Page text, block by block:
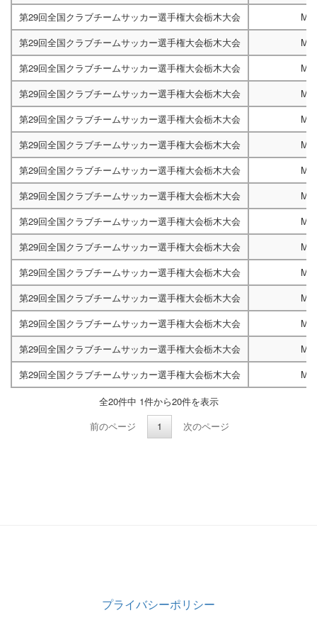
第29回全国クラブチームサッカー選手権大会栃木大会
第29回全国クラブチームサッカー選手権大会栃木大会
第29回全国クラブチームサッカー選手権大会栃木大会
第29回全国クラブチームサッカー選手権大会栃木大会
第29回全国クラブチームサッカー選手権大会栃木大会
第29回全国クラブチームサッカー選手権大会栃木大会
第29回全国クラブチームサッカー選手権大会栃木大会
第29回全国クラブチームサッカー選手権大会栃木大会
第29回全国クラブチームサッカー選手権大会栃木大会
第29回全国クラブチームサッカー選手権大会栃木大会
第29回全国クラブチームサッカー選手権大会栃木大会
第29回全国クラブチームサッカー選手権大会栃木大会
第29回全国クラブチームサッカー選手権大会栃木大会
第29回全国クラブチームサッカー選手権大会栃木大会
第29回全国クラブチームサッカー選手権大会栃木大会
全20件中 1件から20件を表示
前のページ
1 次のページ
プライバシーポリシー